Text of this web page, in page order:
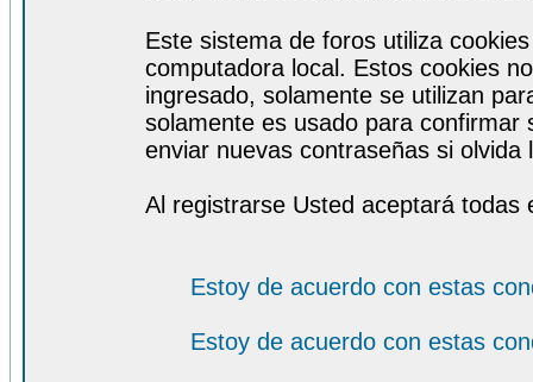
Este sistema de foros utiliza
computadora local. Estos cookies
ingresado, solamente se utilizan
solamente es usado para
enviar nuevas contraseñas si olvida
Al registrarse Usted aceptará todas
Estoy de acuerdo con estas
Estoy de acuerdo con estas